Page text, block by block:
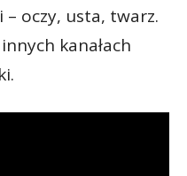
oczy, usta, twarz.
kanałach